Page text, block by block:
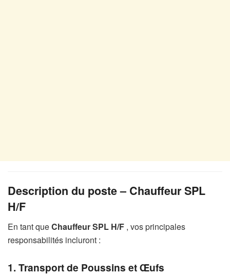
Description du poste – Chauffeur SPL
H/F
En tant queChauffeur SPL H/F , vos principales
responsabilités incluront :
1. Transport de Poussins et Œufs